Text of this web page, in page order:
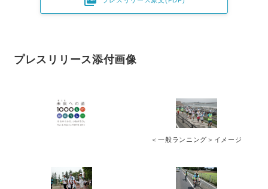
プレスリリース添付画像
＜一般ランニング＞イメージ